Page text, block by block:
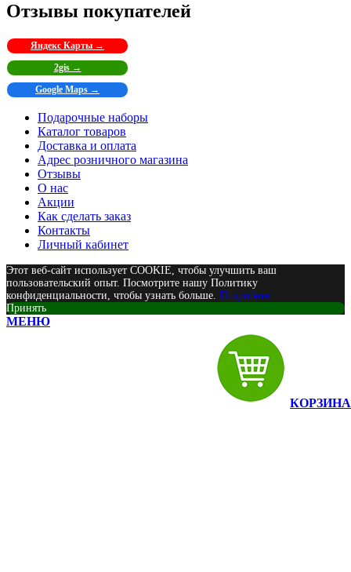
Отзывы покупателей
Яндекс Карты →
2gis →
Google Maps →
Подарочные наборы
Каталог товаров
Доставка и оплата
Адрес розничного магазина
Отзывы
О нас
Акции
Как сделать заказ
Контакты
Личный кабинет
Этот веб-сайт использует COOKIE, чтобы улучшить ваш
пользовательский опыт. Посмотрите нашу Политику
конфиденциальности, чтобы узнать больше. Подробнее
Принять
МЕНЮ
КОРЗИНА